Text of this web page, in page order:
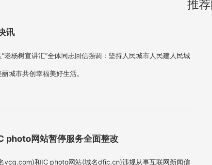
推
讯
老杨树宣讲汇”全体同志回信强调：坚持人民城市人民建人民城
城市共创幸福美好生活。
photo网站暂停服务全面整改
vcg.com)和IC photo网站(域名dfic.cn)违规从事互联网新闻信